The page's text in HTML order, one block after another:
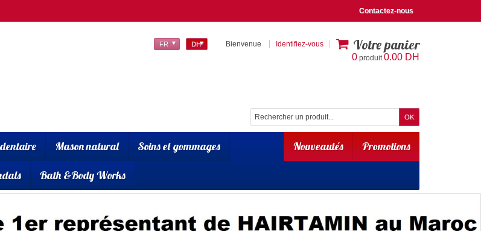
Contactez-nous
Bienvenue Identifiez-vous Votre panier
0 produit0.00 DH
DH
FR
Promotions
Nouveautés
Mason natural Soins et gommages
Bath &Body Works